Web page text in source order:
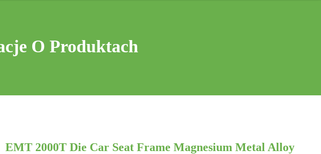
O Produktach
EMT 2000T Die Car Seat Frame Magnesium Metal Alloy